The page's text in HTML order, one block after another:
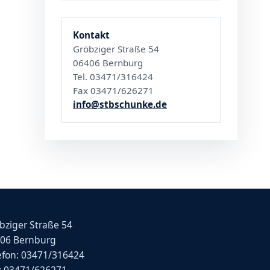
Kontakt
Gröbziger Straße 54
06406 Bernburg
Tel. 03471/316424
Fax 03471/626271
info@stbschunke.de
Straße 54
Bernburg
03471/316424